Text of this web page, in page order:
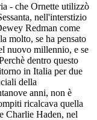
- che Ornette utilizzò
nell'interstizio
Redman come
molto, se ha pensato
nuovo millennio, e se
dentro questo
in Italia per due
della
anni, non è
ricalcava quella
Charlie Haden, nel